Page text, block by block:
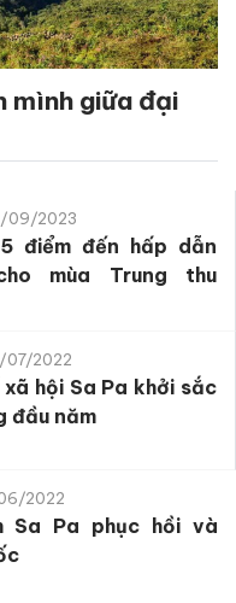
mình giữa đại
09/2023
điểm đến hấp dẫn
mùa Trung thu
07/2022
xã hội Sa Pa khởi sắc
đầu năm
06/2022
Sa Pa phục hồi và